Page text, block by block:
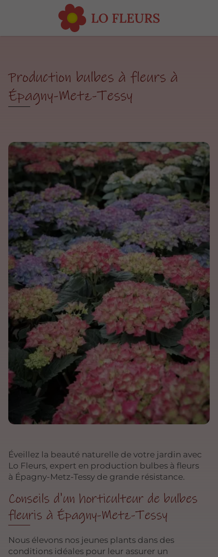
Production bulbes à fleurs à
Épagny-Metz-Tessy
Éveillez la beauté naturelle de votre jardin avec
Lo Fleurs, expert en production bulbes à fleurs
à Épagny-Metz-Tessy de grande résistance.
Conseils d'un horticulteur de bulbes
fleuris à Épagny-Metz-Tessy
Nous élevons nos jeunes plants dans des
conditions idéales pour leur assurer un